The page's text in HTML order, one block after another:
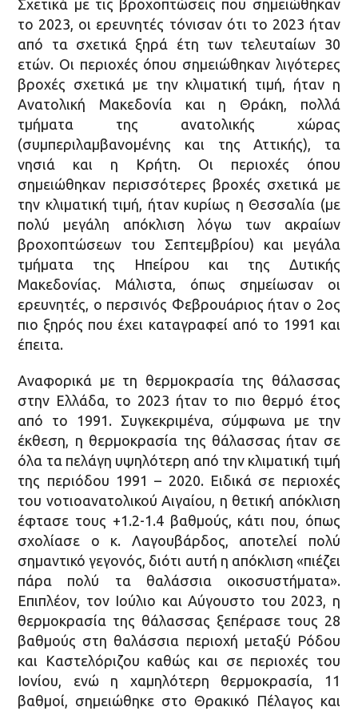
Σχετικά με τις βροχοπτώσεις που σημειώθηκαν
το 2023, οι ερευνητές τόνισαν ότι το 2023 ήταν
από τα σχετικά ξηρά έτη των τελευταίων 30
ετών. Οι περιοχές όπου σημειώθηκαν λιγότερες
βροχές σχετικά με την κλιματική τιμή, ήταν η
Ανατολική Μακεδονία και η Θράκη, πολλά
τμήματα της ανατολικής χώρας
(συμπεριλαμβανομένης και της Αττικής), τα
νησιά και η Κρήτη. Οι περιοχές όπου
σημειώθηκαν περισσότερες βροχές σχετικά με
την κλιματική τιμή, ήταν κυρίως η Θεσσαλία (με
πολύ μεγάλη απόκλιση λόγω των ακραίων
βροχοπτώσεων του Σεπτεμβρίου) και μεγάλα
τμήματα της Ηπείρου και της Δυτικής
Μακεδονίας. Μάλιστα, όπως σημείωσαν οι
ερευνητές, ο περσινός Φεβρουάριος ήταν ο 2ος
πιο ξηρός που έχει καταγραφεί από το 1991 και
έπειτα.
Αναφορικά με τη θερμοκρασία της θάλασσας
στην Ελλάδα, το 2023 ήταν το πιο θερμό έτος
από το 1991. Συγκεκριμένα, σύμφωνα με την
έκθεση, η θερμοκρασία της θάλασσας ήταν σε
όλα τα πελάγη υψηλότερη από την κλιματική τιμή
της περιόδου 1991 – 2020. Ειδικά σε περιοχές
του νοτιοανατολικού Αιγαίου, η θετική απόκλιση
έφτασε τους +1.2-1.4 βαθμούς, κάτι που, όπως
σχολίασε ο κ. Λαγουβάρδος, αποτελεί πολύ
σημαντικό γεγονός, διότι αυτή η απόκλιση «πιέζει
πάρα πολύ τα θαλάσσια οικοσυστήματα».
Επιπλέον, τον Ιούλιο και Αύγουστο του 2023, η
θερμοκρασία της θάλασσας ξεπέρασε τους 28
βαθμούς στη θαλάσσια περιοχή μεταξύ Ρόδου
και Καστελόριζου καθώς και σε περιοχές του
Ιονίου, ενώ η χαμηλότερη θερμοκρασία, 11
βαθμοί, σημειώθηκε στο Θρακικό Πέλαγος και